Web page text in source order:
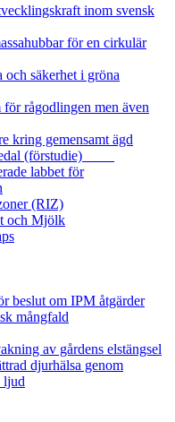
inom svensk
för en cirkulär
säkerhet i gröna
rågodlingen men även
kring gemensamt ägd
(förstudie)
labbet för
(RIZ)
och Mjölk
beslut om IPM åtgärder
mångfald
av gårdens elstängsel
djurhälsa genom
ljud